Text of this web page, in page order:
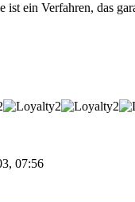
ist ein Verfahren, das
07:56